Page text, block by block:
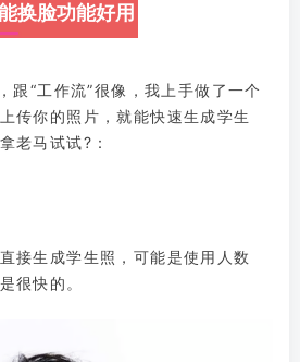
换脸功能好用
跟“工作流”很像，我上手做了一个
传你的照片，就能快速生成学生
老马试试?：
接生成学生照，可能是使用人数
很快的。